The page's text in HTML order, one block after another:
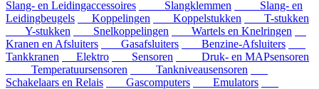
Slang- en Leidingaccessoires
Slangklemmen
Slang- en
Leidingbeugels
Koppelingen Koppelstukken
T-stukken
Y-stukken
Snelkoppelingen
Wartels en Knelringen
Kranen en Afsluiters
Gasafsluiters
Benzine-Afsluiters
Tankkranen
Elektro Sensoren
Druk- en MAPsensoren
Temperatuursensoren
Tankniveausensoren
Schakelaars en Relais
Gascomputers
Emulators